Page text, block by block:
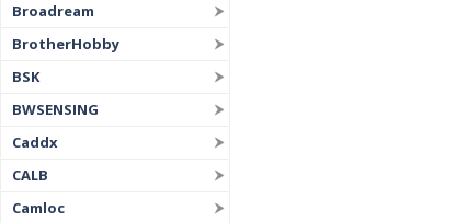
Broadream
BrotherHobby
BSK
BWSENSING
Caddx
CALB
Camloc